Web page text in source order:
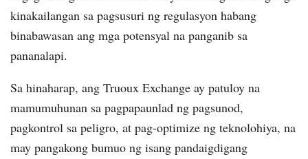
kinakailangan sa pagsusuri ng regulasyon habang
binabawasan ang mga potensyal na panganib sa
pananalapi.
Sa hinaharap, ang Truoux Exchange ay patuloy na
mamumuhunan sa pagpapaunlad ng pagsunod,
pagkontrol sa peligro, at pag-optimize ng teknolohiya, na
may pangakong bumuo ng isang pandaigdigang